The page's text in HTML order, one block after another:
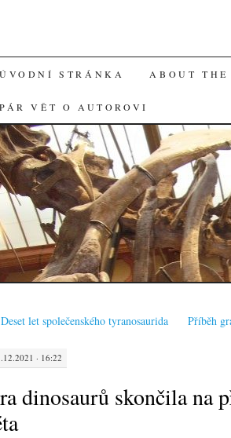
SKIP
TO
ÚVODNÍ STRÁNKA ABOUT THE
PÁR VĚT O AUTOROVI
Deset let společenského tyranosaurida Příběh
· 16:22
dinosaurů skončila na